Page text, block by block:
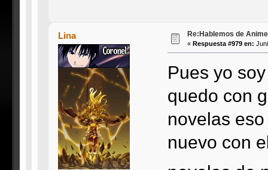
Lina Re:Hablemos de
« Respuesta #979 en:
Pues yo
quedo con
novelas
nuevo con